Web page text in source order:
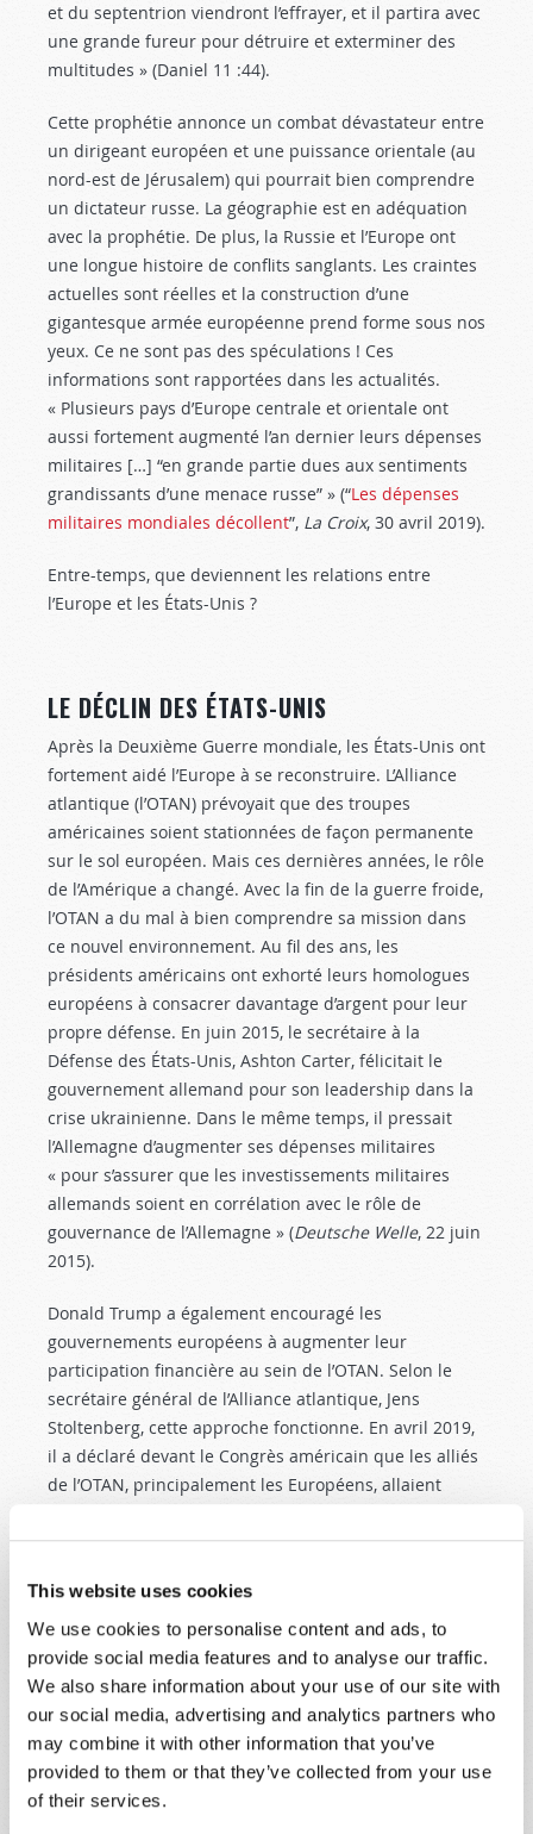
This website uses cookies
We use cookies to personalise content and ads, to
provide social media features and to analyse our traffic.
We also share information about your use of our site with
our social media, advertising and analytics partners who
may combine it with other information that you’ve
provided to them or that they’ve collected from your use
of their services.
et du septentrion viendront l’effrayer, et il partira avec
une grande fureur pour détruire et exterminer des
multitudes » (Daniel 11 :44).
Cette prophétie annonce un combat dévastateur entre
un dirigeant européen et une puissance orientale (au
nord-est de Jérusalem) qui pourrait bien comprendre
un dictateur russe. La géographie est en adéquation
avec la prophétie. De plus, la Russie et l’Europe ont
une longue histoire de conflits sanglants. Les craintes
actuelles sont réelles et la construction d’une
gigantesque armée européenne prend forme sous nos
yeux. Ce ne sont pas des spéculations ! Ces
informations sont rapportées dans les actualités.
« Plusieurs pays d’Europe centrale et orientale ont
aussi fortement augmenté l’an dernier leurs dépenses
militaires […] “en grande partie dues aux sentiments
grandissants d’une menace russe” » (“Les dépenses
militaires mondiales décollent”, La Croix, 30 avril 2019).
Entre-temps, que deviennent les relations entre
l’Europe et les États-Unis ?
LE DÉCLIN DES ÉTATS-UNIS
Après la Deuxième Guerre mondiale, les États-Unis ont
fortement aidé l’Europe à se reconstruire. L’Alliance
atlantique (l’OTAN) prévoyait que des troupes
américaines soient stationnées de façon permanente
sur le sol européen. Mais ces dernières années, le rôle
de l’Amérique a changé. Avec la fin de la guerre froide,
l’OTAN a du mal à bien comprendre sa mission dans
ce nouvel environnement. Au fil des ans, les
présidents américains ont exhorté leurs homologues
européens à consacrer davantage d’argent pour leur
propre défense. En juin 2015, le secrétaire à la
Défense des États-Unis, Ashton Carter, félicitait le
gouvernement allemand pour son leadership dans la
crise ukrainienne. Dans le même temps, il pressait
l’Allemagne d’augmenter ses dépenses militaires
« pour s’assurer que les investissements militaires
allemands soient en corrélation avec le rôle de
gouvernance de l’Allemagne » (Deutsche Welle, 22 juin
2015).
Donald Trump a également encouragé les
gouvernements européens à augmenter leur
participation financière au sein de l’OTAN. Selon le
secrétaire général de l’Alliance atlantique, Jens
Stoltenberg, cette approche fonctionne. En avril 2019,
il a déclaré devant le Congrès américain que les alliés
de l’OTAN, principalement les Européens, allaient
pour la défense d’ici à 2020. Avant d’ajouter que « cet
capacités dont nos forces armées ont besoin. Il s'agit
d’avions de combat, d’hélicoptères d'attaque, d’une
défense antimissile et de drones de surveillance
sophistiqués » (“Discours du secrétaire général de
l’OTAN”, nato.int, 3 avril 2019).
Le président Trump est allé plus loin en remettant en
question l’intérêt même pour les États-Unis de faire